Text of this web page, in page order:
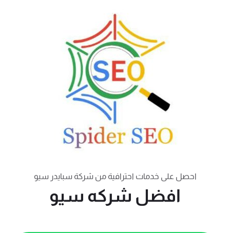
احصل على خدمات احترافية من شركة سبايدر سيو
افضل شركه سيو